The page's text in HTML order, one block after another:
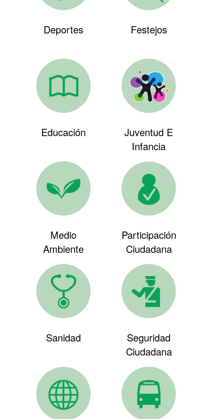
Deportes Festejos
Educación
Juventud E
Infancia
Medio
Ambiente
Participación
Ciudadana
Sanidad
Seguridad
Ciudadana